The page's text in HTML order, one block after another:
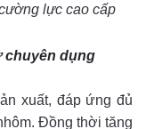
lực cao cấp
chuyên dụng
xuất, đáp ứng đủ
Đồng thời tăng